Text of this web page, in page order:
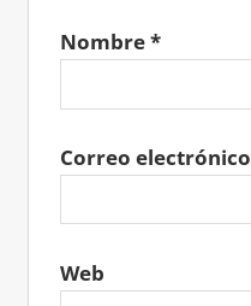
Nombre*
Correo electrónico
Web